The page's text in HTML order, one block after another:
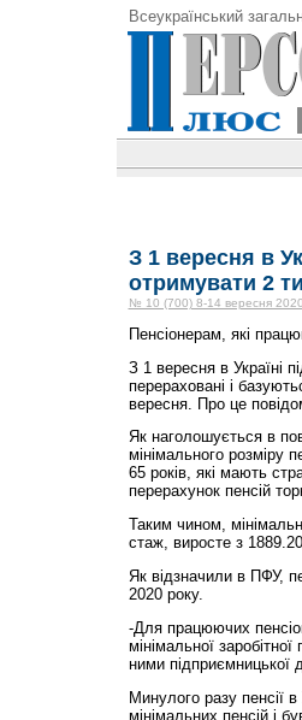
Всеукраїнський
З 1 вересня в
отримувати 2
№ 10 (700) 8-14 вересня
Пенсіонерам, які
З 1 вересня в Україні
перераховані і
вересня. Про це
Як наголошується в
мінімального розміру
65 років, які мають
перерахунок пенсій
Таким чином,
стаж, виросте з
Як відзначили в ПФУ,
2020 року.
-Для працюючих
мінімальної
ними підприємницької
Минулого разу пенсії
мінімальних пенсій і